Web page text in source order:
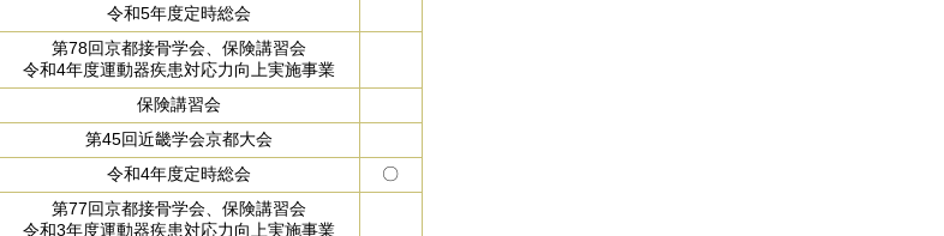
令和5年度定時総会
第78回京都接骨学会、保険講習会
令和4年度運動器疾患対応力向上実施事業
保険講習会
第45回近畿学会京都大会
令和4年度定時総会 〇
第77回京都接骨学会、保険講習会
令和3年度運動器疾患対応力向上実施事業